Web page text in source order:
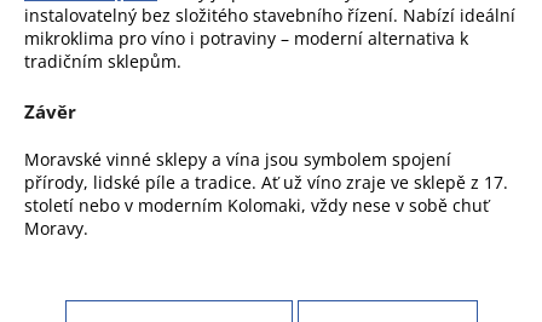
instalovatelný bez složitého stavebního řízení. Nabízí ideální
mikroklima pro víno i potraviny – moderní alternativa k
tradičním sklepům.
Závěr
Moravské vinné sklepy a vína jsou symbolem spojení
přírody, lidské píle a tradice. Ať už víno zraje ve sklepě z 17.
století nebo v moderním Kolomaki, vždy nese v sobě chuť
Moravy.